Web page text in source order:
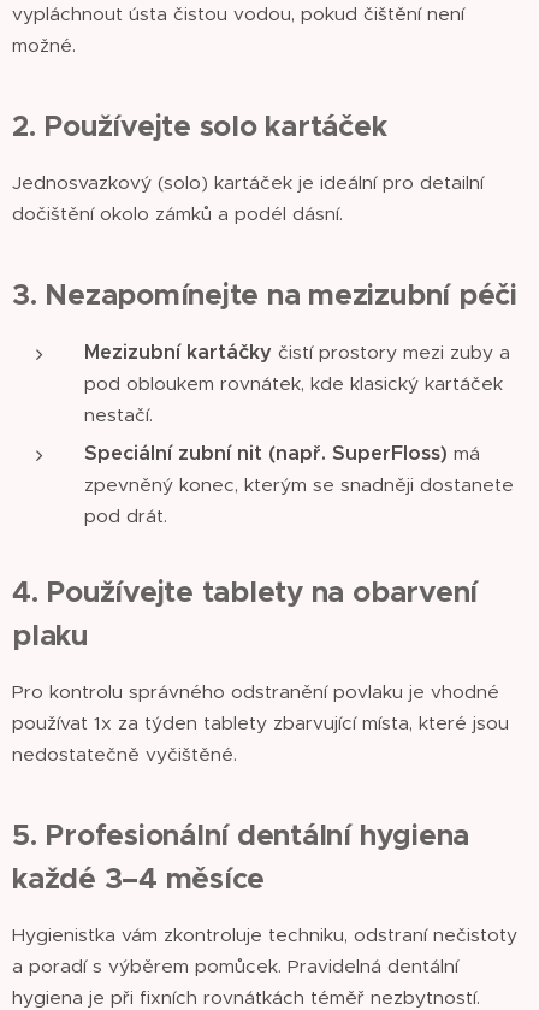
vypláchnout ústa čistou vodou, pokud čištění není
možné.
2. Používejte solo kartáček
Jednosvazkový (solo) kartáček je ideální pro detailní
dočištění okolo zámků a podél dásní.
3. Nezapomínejte na mezizubní péči
Mezizubní kartáčky čistí prostory mezi zuby a
pod obloukem rovnátek, kde klasický kartáček
nestačí.
Speciální zubní nit (např. SuperFloss) má
zpevněný konec, kterým se snadněji dostanete
pod drát.
4. Používejte tablety na obarvení
plaku
Pro kontrolu správného odstranění povlaku je vhodné
používat 1x za týden tablety zbarvující místa, které jsou
nedostatečně vyčištěné.
5. Profesionální dentální hygiena
každé 3–4 měsíce
Hygienistka vám zkontroluje techniku, odstraní nečistoty
a poradí s výběrem pomůcek. Pravidelná dentální
hygiena je při fixních rovnátkách téměř nezbytností.